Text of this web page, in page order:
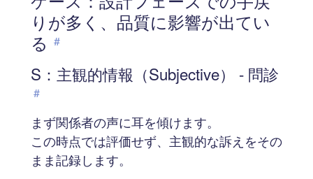
りが多く、品質に影響が出てい
る #
S：主観的情報（Subjective） - 問診
#
まず関係者の声に耳を傾けます。
この時点では評価せず、主観的な訴えをその
まま記録します。